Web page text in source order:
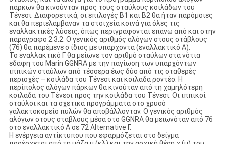
πάρκων θα κινούνταν προς τους σταύλους κοιλάδων του
Τένεσι. Διαφορετικά, οι επιλογές B1 και B2 θα ήταν παρόμοιες
και θα περιελάμβαναν τα στοιχεία κοινά για όλες τις
εναλλακτικές λύσεις, όπως περιγράφονται επάνω από και στην
παράγραφο 2.3.2. Ο γενικός αριθμός αλόγων στους στάβλους
(76) θα παρέμενε ο ίδιος με υπάρχοντα (εναλλακτικό Α).
Το εναλλακτικό Γ θα μείωνε τον αριθμό σταύλων στα νότια
εδάφη του Marin GGNRA με την παγίωση των υπαρχόντων
ιππικών σταύλων από τέσσερα έως δύο από τις σταθερές
περιοχές – κοιλάδα του Τένεσι και κοιλάδα ροντέο. Η
περίπολος αλόγων πάρκων θα κινούταν από τη χαμηλότερη
κοιλάδα του Τένεσι προς την κοιλάδα του Τένεσι. Οι ιππικοί
σταύλοι και τα σχετικά προγράμματα στο χρυσό
γαλακτοκομείο πυλών θα αποβάλλονταν. Ο γενικός αριθμός
αλόγων στους στάβλους μέσα στο GGNRA θα μειωνόταν από 76
στο εναλλακτικό Α σε 72 Alternative Γ.
Η ενέργεια αντίκτυπου που εφαρμόζεται στο δείγμα